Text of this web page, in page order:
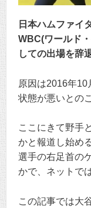
日本ハムファイ
WBC(ワールド
しての出場を辞
原因は2016年
状態が悪いとの
ここにきて野手
かと報道し始め
選手の右足首の
かで、ネットで
この記事では大